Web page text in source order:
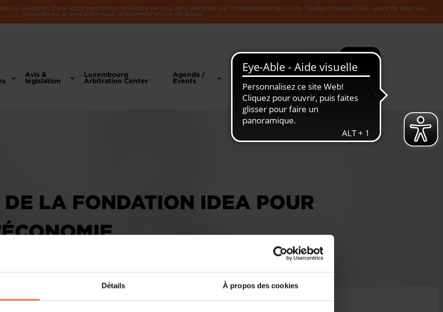
Détails À propos des cookies
ou exécution d'une autre transaction financière ne vous sera demandé par l'intermédiaire de ce site. Vérifiez toujours l'URL avant de saisir vos
informations et contactez-nous directement en cas de doute.
Recherche Plus
Avis &
législation
Luxembourg
Arbitration Center
Agenda /
Events
Toute
L'Economie
DE LA FONDATION IDEA POUR